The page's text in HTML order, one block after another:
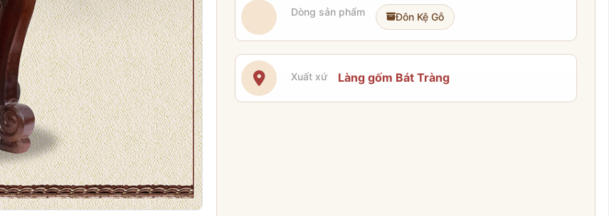
Dòng sản phẩm Đôn Kệ Gỗ
Xuất xứ Làng gốm Bát Tràng